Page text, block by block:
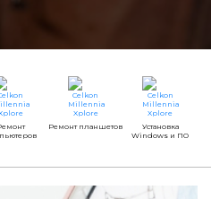
Ремонт планшетов
Установка
Windows и ПО